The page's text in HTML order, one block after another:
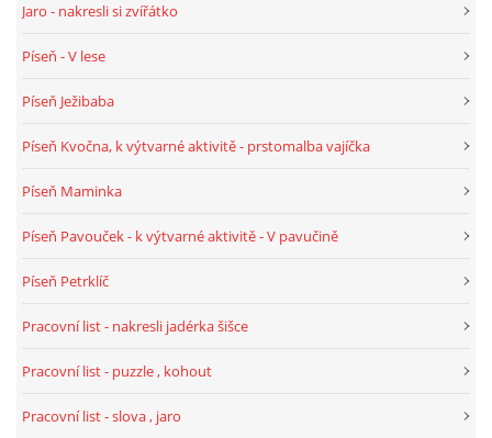
HÁDANKY K TÉMATU JARO, LÉTO, PODZIM,ZIMA
BÁSNĚ K TÉMATU JARO
PÍSNĚ K TÉMATU LÉTO
Jaro - nakresli si zvířátko
Píseň - V lese
Píseň Ježibaba
Píseň Kvočna, k výtvarné aktivitě - prstomalba vajíčka
Píseň Maminka
Píseň Pavouček - k výtvarné aktivitě - V pavučině
Píseň Petrklíč
Pracovní list - nakresli jadérka šišce
Pracovní list - puzzle , kohout
Pracovní list - slova , jaro